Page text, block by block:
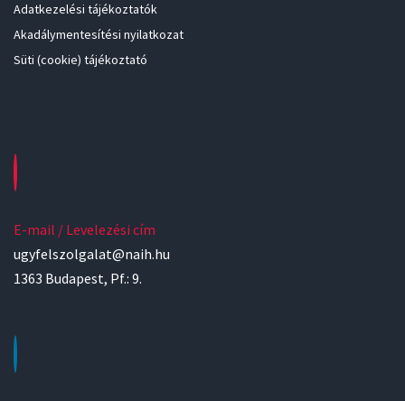
Adatkezelési tájékoztatók
Akadálymentesítési nyilatkozat
Süti (cookie) tájékoztató
E-mail / Levelezési cím
ugyfelszolgalat@naih.hu
1363 Budapest, Pf.: 9.